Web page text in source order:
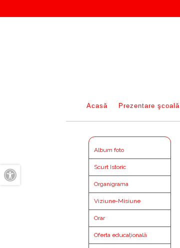
Acasă Prezentare şcoală
A+
Album foto
Scurt Istoric
Organigrama
Viziune-Misiune
Orar
Oferta educațională